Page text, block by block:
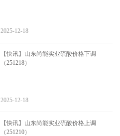
2025-12-18
【快讯】山东尚能实业硫酸价格下调
（251218）
2025-12-18
【快讯】山东尚能实业硫酸价格上调
（251210）